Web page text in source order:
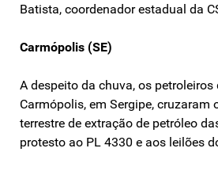
Batista, coordenador estadual da
Carmópolis (SE)
A despeito da chuva, os
Carmópolis, em Sergipe, cruzaram
terrestre de extração de petróleo
protesto ao PL 4330 e aos leilões